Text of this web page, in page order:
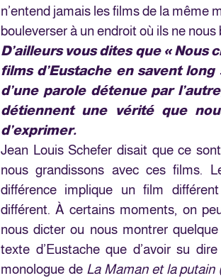
n’entend jamais les films de la même
bouleverser à un endroit où ils ne
D’ailleurs vous dites que « Nous
films d’Eustache en savent
d’une parole détenue par
détiennent une vérité que
d’exprimer.
Jean Louis Schefer disait que ce
nous grandissons avec ces films.
différence implique un film
différent. À certains moments, on
nous dicter ou nous montrer
texte d’Eustache que d’avoir su
monologue de La Maman et la putain